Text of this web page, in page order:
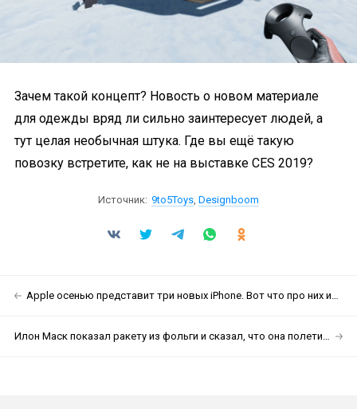
Зачем такой концепт? Новость о новом материале
для одежды вряд ли сильно заинтересует людей, а
тут целая необычная штука. Где вы ещё такую
повозку встретите, как не на выставке CES 2019?
Источник: 9to5Toys Designboom
Apple осенью представит три новых iPhone. Вот что про них известно уже сейчас
Илон Маск показал ракету из фольги и сказал, что она полетит в космос